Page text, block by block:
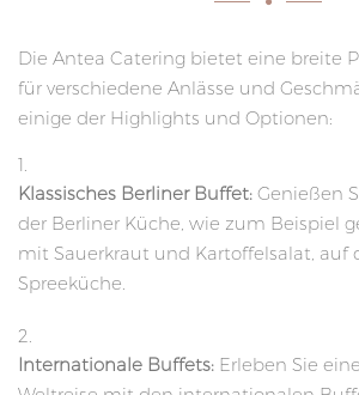
Die Antea Catering bietet eine breite
für verschiedene Anlässe und
einige der Highlights und Optionen:
Klassisches Berliner Buffet: Genießen
der Berliner Küche, wie zum Beispiel
mit Sauerkraut und Kartoffelsalat, auf
Spreeküche.
Internationale Buffets: Erleben Sie